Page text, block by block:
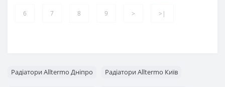
6 7 8 9 > >|
Радіатори Alltermo Дніпро Радіатори Alltermo Київ